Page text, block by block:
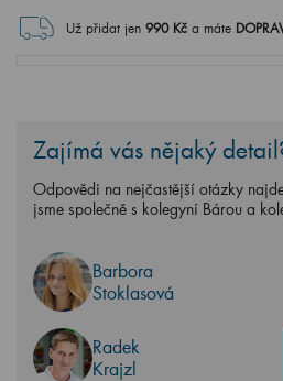
Už přidat jen 990Kč a máte
Zajímá vás nějaký
Odpovědi na nejčastější otázky
jsme společně s kolegyní Bárou a
Barbora
Stoklasová
Radek
Krajzl